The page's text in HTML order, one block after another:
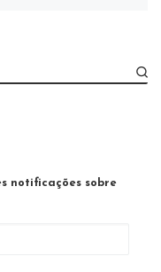
notificações sobre